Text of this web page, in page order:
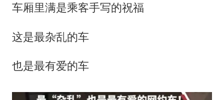
车厢里满是乘客手写的祝福
这是最杂乱的车
也是最有爱的车